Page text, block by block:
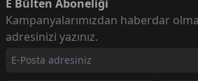
E Bülten Aboneliği
Kampanyalarımızdan haberdar
adresinizi yazınız.